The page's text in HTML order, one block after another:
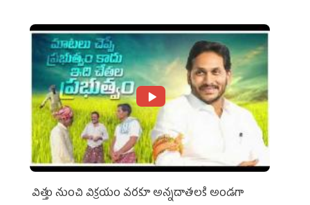
విత్తు నుంచి విక్రయం వరకూ అన్నదాతలకి అండగా